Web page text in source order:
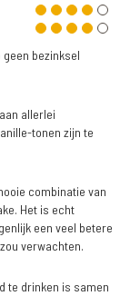
bezinksel
allerlei
tonen zijn te
combinatie van
Het is echt
een veel betere
verwachten.
te drinken is samen